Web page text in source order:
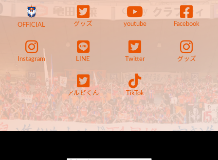
OFFICIAL グッズ youtube Facebook
Instagram LINE Twitter グッズ
アルビくん TikTok